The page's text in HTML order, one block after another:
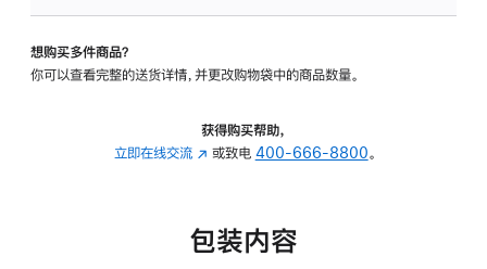
转
的
想购买多件商品？
你可以查看完整的送货详情，并更改购物袋中的商品数量。
获得购买帮助，
立即在线交流 (在
中
或致电 400-666-8800。
包装内容